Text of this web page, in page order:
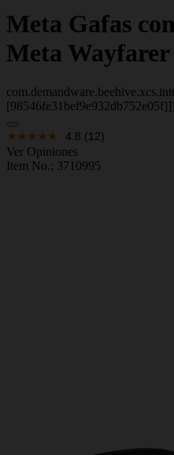
Meta Gafas
Meta Wayfarer
[98546fe31bef9e932db752e05f]])
4.8 (12)
Ver Opiniones
Item No.; 3710995